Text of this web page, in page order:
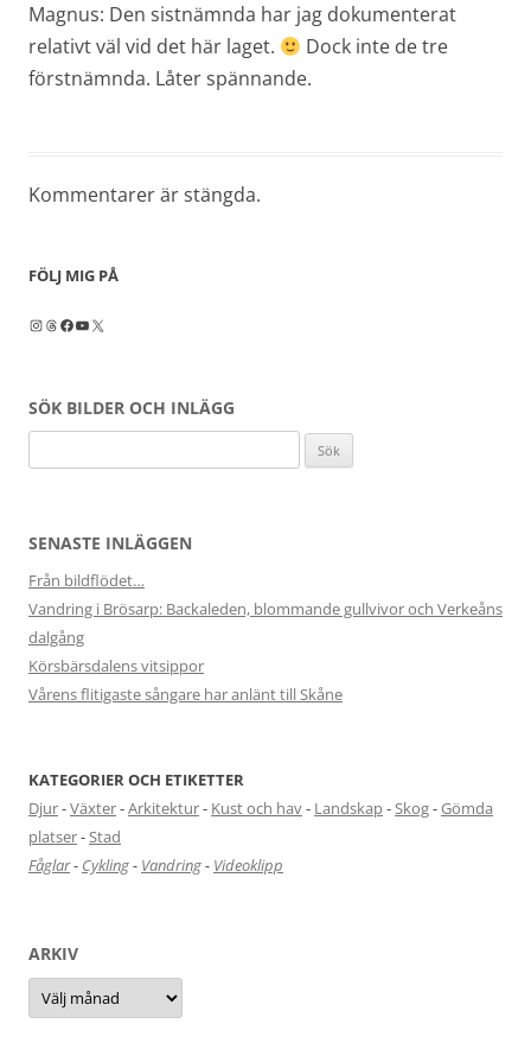
Magnus: Den sistnämnda har jag dokumenterat
relativt väl vid det här laget.
Dock inte de tre
förstnämnda. Låter spännande.
Kommentarer är stängda.
FÖLJ MIG PÅ
Instagram
Threads
Facebook
YouTube
X
SÖK BILDER OCH INLÄGG
efter:
SENASTE INLÄGGEN
Från bildflödet…
Vandring i Brösarp: Backaleden, blommande gullvivor och Verkeåns
dalgång
Körsbärsdalens vitsippor
Vårens flitigaste sångare har anlänt till Skåne
KATEGORIER OCH ETIKETTER
Djur-Växter-Arkitektur- Kust och hav- Landskap-Skog-Gömda
platser-Stad
Fåglar- Cykling- Vandring- Videoklipp
ARKIV
Arkiv